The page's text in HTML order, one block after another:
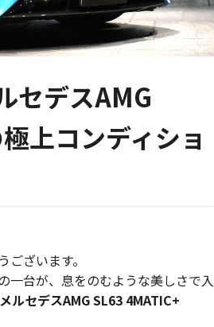
セデスAMG
上コンディショ
ざいます。
一台が、息をのむような美しさで入
メルセデスAMG SL63 4MATIC+